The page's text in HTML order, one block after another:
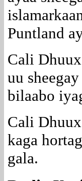
Puntland
Cali
uu
bilaabo
Cali
kaga
gala.